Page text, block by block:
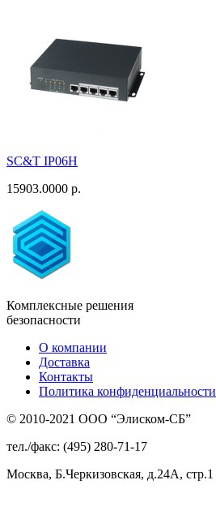
SC&T IP06H
15903.0000 р.
Комплексные решения
безопасности
О компании
Доставка
Контакты
Политика конфиденциальности
© 2010-2021 ООО “Элиском-СБ”
тел./факс: (495) 280-71-17
Москва, Б.Черкизовская, д.24А, стр.1